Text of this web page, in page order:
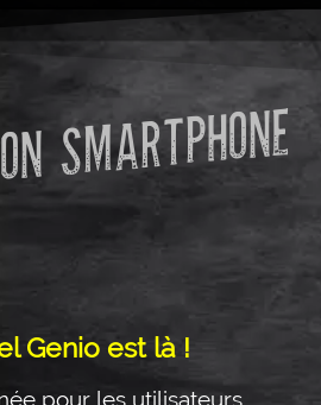
SMARTPHONE
Genio est là !
pour les utilisateurs